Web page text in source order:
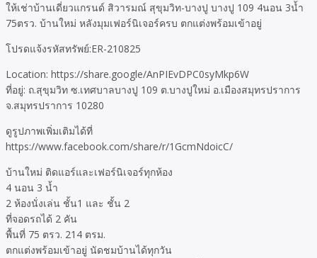
ให้เช่าบ้านเดี่ยวแกรนด์ สิวารมณ์ สุขุมวิท-บางปู บางปู 109 4นอน 3น้ำ
75ตรว. บ้านใหม่ หลังมุมเฟอร์นิเจอร์ครบ ตกแต่งพร้อมเข้าอยู่
โปรดแจ้งรหัสทรัพย์:ER-210825
Location: https://share.google/AnPIEvDPC0syMkp6W
ที่อยู่: ถ.สุขุมวิท ซ.เทศบาลบางปู 109 ต.บางปูใหม่ อ.เมืองสมุทรปราการ
จ.สมุทรปราการ 10280
ดูรูปภาพเพิ่มเติมได้ที่
https://www.facebook.com/share/r/1GcmNdoicC/
บ้านใหม่ ติดแอร์และเฟอร์นิเจอร์ทุกห้อง
4 นอน 3 น้ำ
2 ห้องนั่งเล่น ชั้น1 และ ชั้น 2
ที่จอดรถได้ 2 คัน
พื้นที่ 75 ตรว. 214 ตรม.
ตกแต่งพร้อมเข้าอยู่ นัดชมบ้านได้ทุกวัน